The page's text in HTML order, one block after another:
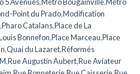
Point du Prado,Modification
,Pharo Catalans,Place de La
Bonnefon,Place Marceau,Place
,Quai du Lazaret,Réformés
,Rue Augustin Aubert,Rue Aviateur